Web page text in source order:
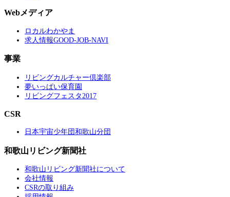
Webメディア
ロカルわかやま
求人情報GOOD-JOB-NAVI
事業
リビングカルチャー倶楽部
夢いっぱい保育園
リビングフェスタ2017
CSR
日本宇宙少年団和歌山分団
和歌山リビング新聞社
和歌山リビング新聞社について
会社情報
CSRの取り組み